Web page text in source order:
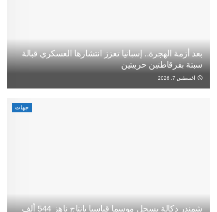
بعد أزمة الهجرة.. إسبانيا تعزز انتشارها العسكري قبالة
سبتة بفرقاطتين حربيتين
أغسطس 7, 2026
جهات
شمندر دكالة يسجل موسما قياسيا بإنتاج ناهز 544 ألف